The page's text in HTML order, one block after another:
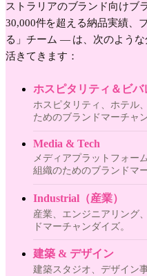
ストラリアのブランド向けブ
30,000件を超える納品実績、
る」チーム — は、次のよう
活きてきます：
ホスピタリティ＆ビバ
ホスピタリティ、ホテル
ためのブランドマーチャ
Media & Tech
メディアプラットフォー
組織のためのブランドマ
Industrial（産業）
産業、エンジニアリング
ドマーチャンダイズ。
建築 & デザイン
建築スタジオ、デザイン